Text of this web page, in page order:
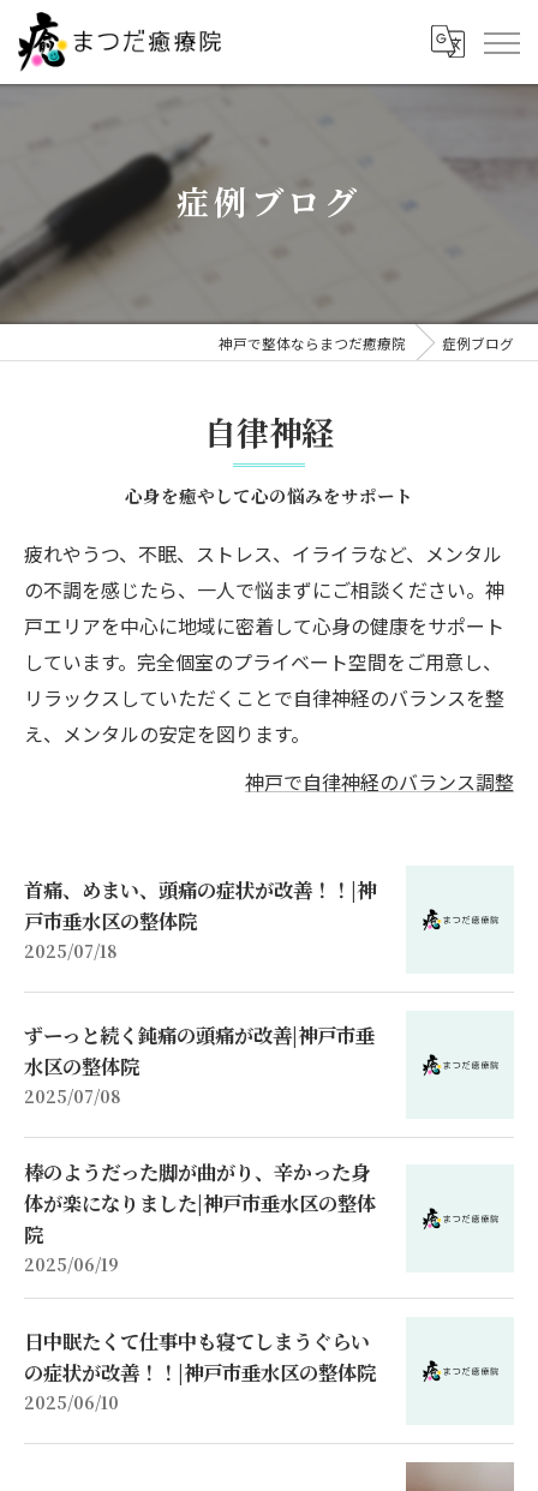
症例ブログ
神戸で整体ならまつだ癒療院 症例ブログ
自律神経
心身を癒やして心の悩みをサポート
疲れやうつ、不眠、ストレス、イライラなど、メンタル
の不調を感じたら、一人で悩まずにご相談ください。神
戸エリアを中心に地域に密着して心身の健康をサポート
しています。完全個室のプライベート空間をご用意し、
リラックスしていただくことで自律神経のバランスを整
え、メンタルの安定を図ります。
神戸で自律神経のバランス調整
首痛、めまい、頭痛の症状が改善！！|神
戸市垂水区の整体院
2025/07/18
ずーっと続く鈍痛の頭痛が改善|神戸市垂
水区の整体院
2025/07/08
棒のようだった脚が曲がり、辛かった身
体が楽になりました|神戸市垂水区の整体
院
2025/06/19
日中眠たくて仕事中も寝てしまうぐらい
の症状が改善！！|神戸市垂水区の整体院
2025/06/10